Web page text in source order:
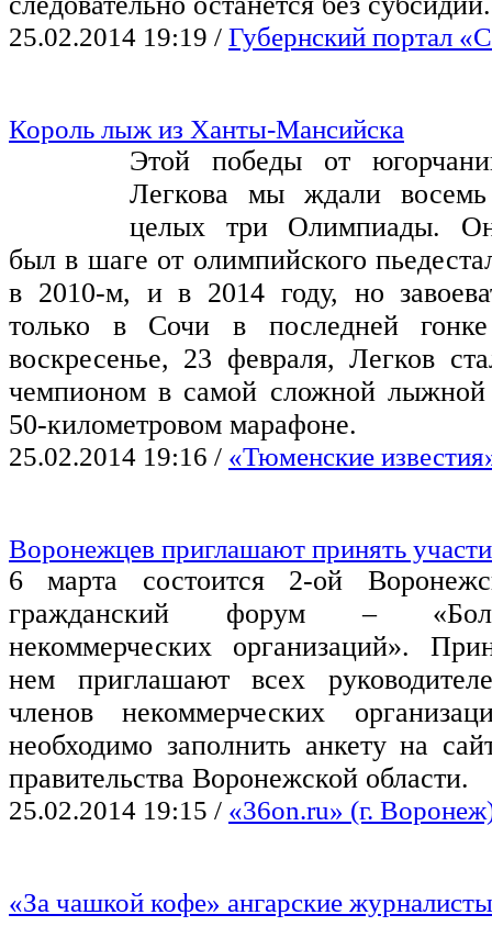
25.02.2014 19:19 / Губернский портал
Король лыж из Ханты-Мансийска
Этой победы от
Легкова мы ждали
целых три Олимпиады. Он
был в шаге от олимпийского
в 2010-м, и в 2014 году, но
только в Сочи в последней
воскресенье, 23 февраля, Легков
чемпионом в самой сложной
50-километровом марафоне.
25.02.2014 19:16 / «Тюменские
Воронежцев приглашают принять
6 марта состоится 2-ой
гражданский форум –
некоммерческих организаций».
нем приглашают всех
членов некоммерческих
необходимо заполнить анкету на
правительства Воронежской области.
25.02.2014 19:15 / «36on.ru» (г.
«За чашкой кофе» ангарские